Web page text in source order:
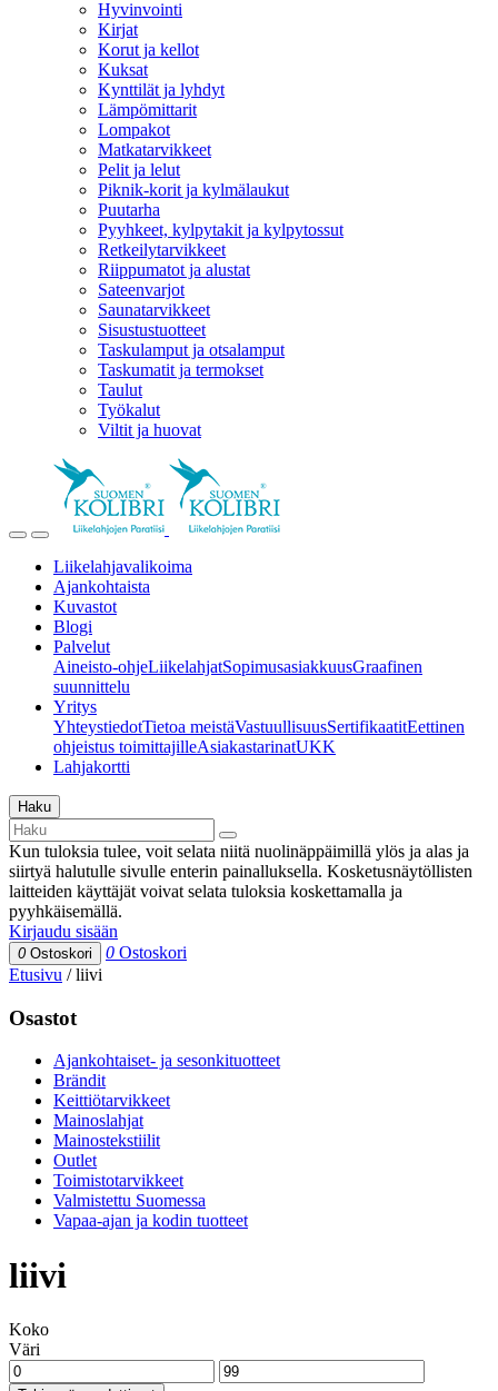
Hyvinvointi
Kirjat
Korut ja kellot
Kuksat
Kynttilät ja lyhdyt
Lämpömittarit
Lompakot
Matkatarvikkeet
Pelit ja lelut
Piknik-korit ja kylmälaukut
Puutarha
Pyyhkeet, kylpytakit ja kylpytossut
Retkeilytarvikkeet
Riippumatot ja alustat
Sateenvarjot
Saunatarvikkeet
Sisustustuotteet
Taskulamput ja otsalamput
Taskumatit ja termokset
Taulut
Työkalut
Viltit ja huovat
Liikelahjavalikoima
Ajankohtaista
Kuvastot
Blogi
Palvelut
Aineisto-ohjeLiikelahjatSopimusasiakkuusGraafinen
suunnittelu
Yritys
YhteystiedotTietoa meistäVastuullisuusSertifikaatitEettinen
ohjeistus toimittajilleAsiakastarinatUKK
Lahjakortti
Haku
Kun tuloksia tulee, voit selata niitä nuolinäppäimillä ylös ja alas ja
siirtyä halutulle sivulle enterin painalluksella. Kosketusnäytöllisten
laitteiden käyttäjät voivat selata tuloksia koskettamalla ja
pyyhkäisemällä.
Kirjaudu sisään
0 Ostoskori 0 Ostoskori
Etusivu /liivi
Osastot
Ajankohtaiset- ja sesonkituotteet
Brändit
Keittiötarvikkeet
Mainoslahjat
Mainostekstiilit
Outlet
Toimistotarvikkeet
Valmistettu Suomessa
Vapaa-ajan ja kodin tuotteet
liivi
Koko
Väri